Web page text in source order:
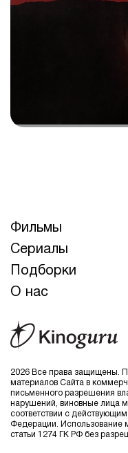
2026 Все права защищены.
материалов Сайта в
письменного разрешения
нарушений, виновные лица
соответствии с
Федерации. Использование
статьи 1274 ГК РФ без
Фильмы
Сериалы
Подборки
О нас